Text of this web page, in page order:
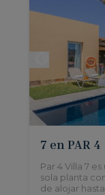
7 en PAR 4
Par 4 Villa 7
sola planta
de alojar